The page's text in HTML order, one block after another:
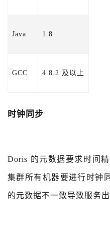
Java 1.8
GCC 4.8.2 及以上
时钟同步
Doris 的元数据要求时间
集群所有机器要进行时钟
的元数据不一致导致服务出